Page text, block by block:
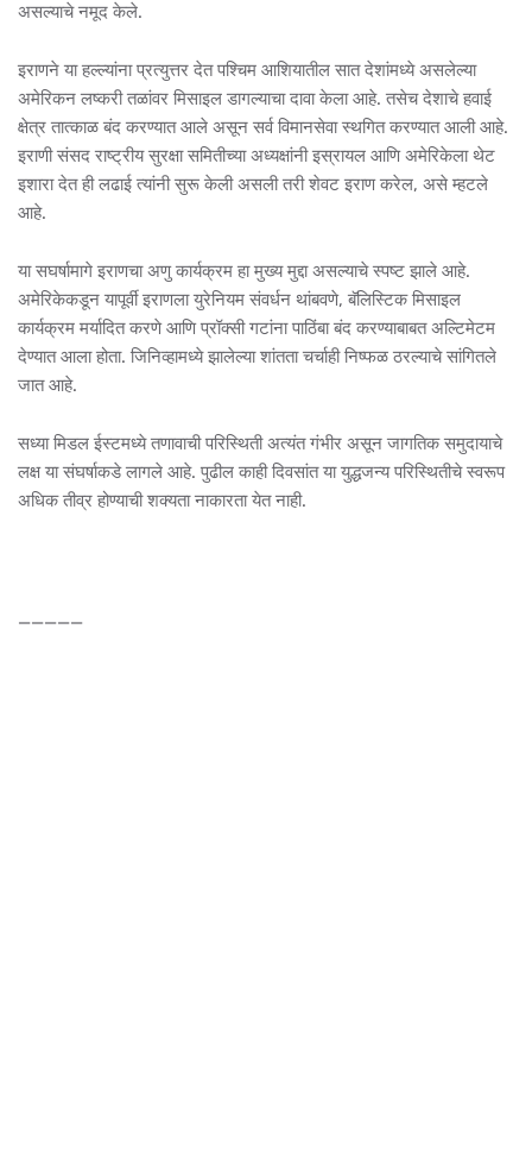
असल्याचे नमूद केले.
इराणने या हल्ल्यांना प्रत्युत्तर देत पश्चिम आशियातील सात देशांमध्ये असलेल्या
अमेरिकन लष्करी तळांवर मिसाइल डागल्याचा दावा केला आहे. तसेच देशाचे हवाई
क्षेत्र तात्काळ बंद करण्यात आले असून सर्व विमानसेवा स्थगित करण्यात आली आहे.
इराणी संसद राष्ट्रीय सुरक्षा समितीच्या अध्यक्षांनी इस्रायल आणि अमेरिकेला थेट
इशारा देत ही लढाई त्यांनी सुरू केली असली तरी शेवट इराण करेल, असे म्हटले
आहे.
या सघर्षामागे इराणचा अणु कार्यक्रम हा मुख्य मुद्दा असल्याचे स्पष्ट झाले आहे.
अमेरिकेकडून यापूर्वी इराणला युरेनियम संवर्धन थांबवणे, बॅलिस्टिक मिसाइल
कार्यक्रम मर्यादित करणे आणि प्रॉक्सी गटांना पाठिंबा बंद करण्याबाबत अल्टिमेटम
देण्यात आला होता. जिनिव्हामध्ये झालेल्या शांतता चर्चाही निष्फळ ठरल्याचे सांगितले
जात आहे.
सध्या मिडल ईस्टमध्ये तणावाची परिस्थिती अत्यंत गंभीर असून जागतिक समुदायाचे
लक्ष या संघर्षाकडे लागले आहे. पुढील काही दिवसांत या युद्धजन्य परिस्थितीचे स्वरूप
अधिक तीव्र होण्याची शक्यता नाकारता येत नाही.
_____